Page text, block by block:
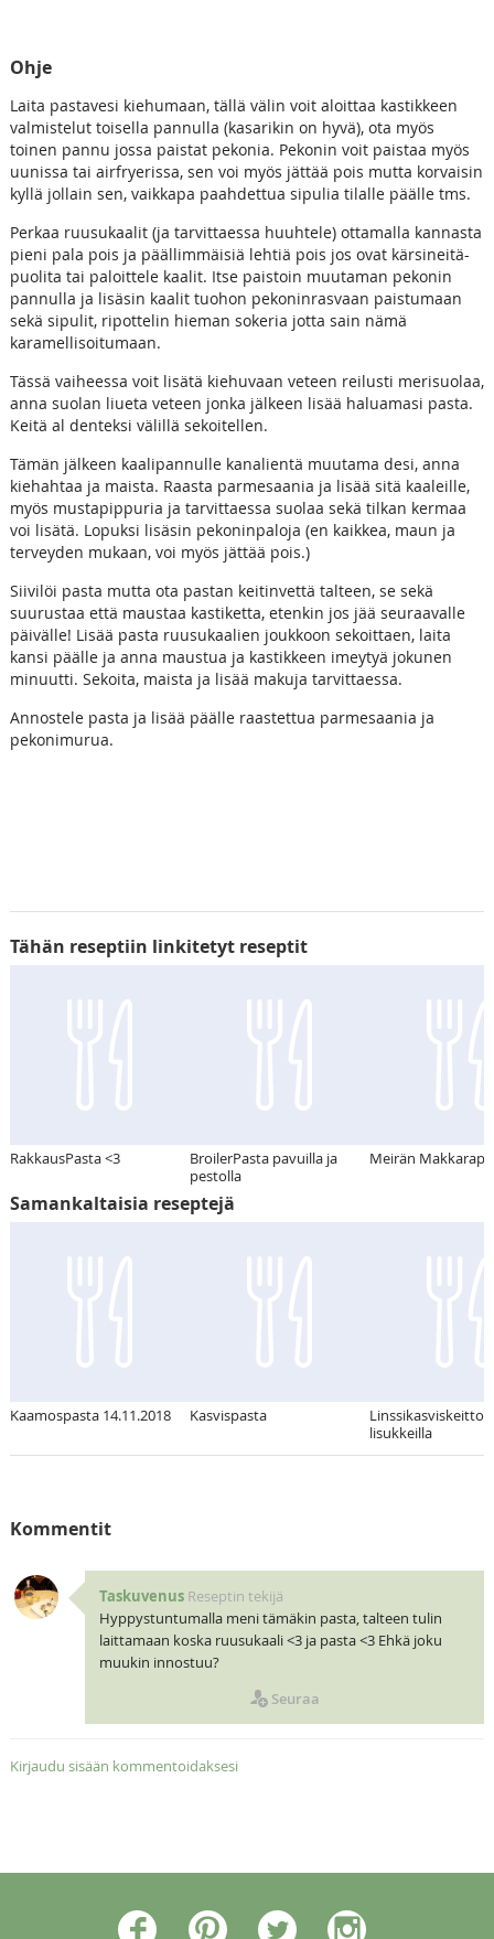
Ohje
Laita pastavesi kiehumaan, tällä välin voit aloittaa kastikkeen
valmistelut toisella pannulla (kasarikin on hyvä), ota myös
toinen pannu jossa paistat pekonia. Pekonin voit paistaa myös
uunissa tai airfryerissa, sen voi myös jättää pois mutta korvaisin
kyllä jollain sen, vaikkapa paahdettua sipulia tilalle päälle tms.
Perkaa ruusukaalit (ja tarvittaessa huuhtele) ottamalla kannasta
pieni pala pois ja päällimmäisiä lehtiä pois jos ovat kärsineitä-
puolita tai paloittele kaalit. Itse paistoin muutaman pekonin
pannulla ja lisäsin kaalit tuohon pekoninrasvaan paistumaan
sekä sipulit, ripottelin hieman sokeria jotta sain nämä
karamellisoitumaan.
Tässä vaiheessa voit lisätä kiehuvaan veteen reilusti merisuolaa,
anna suolan liueta veteen jonka jälkeen lisää haluamasi pasta.
Keitä al denteksi välillä sekoitellen.
Tämän jälkeen kaalipannulle kanalientä muutama desi, anna
kiehahtaa ja maista. Raasta parmesaania ja lisää sitä kaaleille,
myös mustapippuria ja tarvittaessa suolaa sekä tilkan kermaa
voi lisätä. Lopuksi lisäsin pekoninpaloja (en kaikkea, maun ja
terveyden mukaan, voi myös jättää pois.)
Siivilöi pasta mutta ota pastan keitinvettä talteen, se sekä
suurustaa että maustaa kastiketta, etenkin jos jää seuraavalle
päivälle! Lisää pasta ruusukaalien joukkoon sekoittaen, laita
kansi päälle ja anna maustua ja kastikkeen imeytyä jokunen
minuutti. Sekoita, maista ja lisää makuja tarvittaessa.
Annostele pasta ja lisää päälle raastettua parmesaania ja
pekonimurua.
Tähän reseptiin linkitetyt reseptit
RakkausPasta <3
BroilerPasta pavuilla ja
pestolla
Meirän
Samankaltaisia reseptejä
Kaamospasta 14.11.2018 Kasvispasta
Linssikasviskeittoa
lisukkeilla
Kommentit
Taskuvenus Reseptin tekijä
Hyppystuntumalla meni tämäkin pasta, talteen tulin
laittamaan koska ruusukaali <3 ja pasta <3 Ehkä joku
muukin innostuu?
Seuraa
Kirjaudu sisään kommentoidaksesi